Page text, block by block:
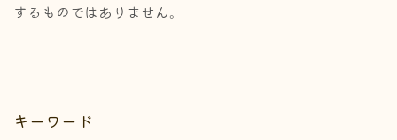
するものではありません。
キーワード